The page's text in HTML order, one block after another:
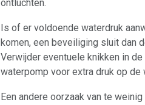
ontluchten.
Is of er voldoende waterdruk
komen, een beveiliging sluit dan
Verwijder eventuele knikken in
waterpomp voor extra druk op de
Een andere oorzaak van te